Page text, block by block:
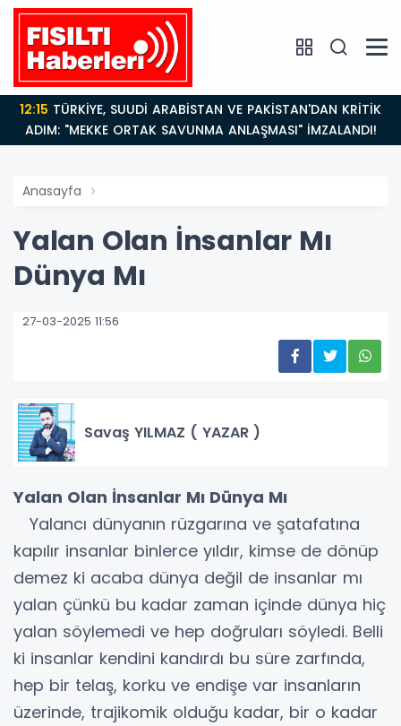
12:15
ADIM: "MEKKE ORTAK SAVUNMA ANLAŞMASI" İMZALANDI!
Anasayfa
Yalan Olan İnsanlar Mı
Dünya Mı
27-03-2025 11:56
Savaş YILMAZ ( YAZAR )
Yalan Olan İnsanlar Mı Dünya Mı
Yalancı dünyanın rüzgarına ve şatafatına
kapılır insanlar binlerce yıldır, kimse de dönüp
demez ki acaba dünya değil de insanlar mı
yalan çünkü bu kadar zaman içinde dünya hiç
yalan söylemedi ve hep doğruları söyledi. Belli
ki insanlar kendini kandırdı bu süre zarfında,
hep bir telaş, korku ve endişe var insanların
üzerinde, trajikomik olduğu kadar, bir o kadar